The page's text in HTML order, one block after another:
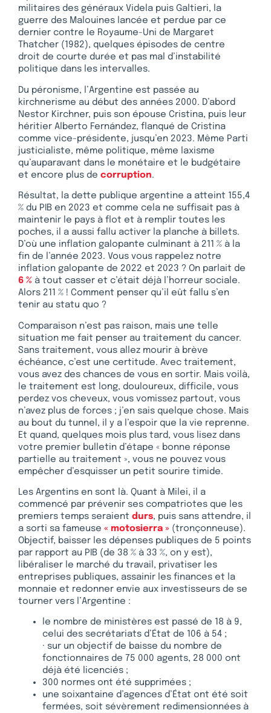
militaires des généraux Videla puis Galtieri, la
guerre des Malouines lancée et perdue par ce
dernier contre le Royaume-Uni de Margaret
Thatcher (1982), quelques épisodes de centre
droit de courte durée et pas mal d’instabilité
politique dans les intervalles.
Du péronisme, l’Argentine est passée au
kirchnerisme au début des années 2000. D’abord
Nestor Kirchner, puis son épouse Cristina, puis leur
héritier Alberto Fernández, flanqué de Cristina
comme vice-présidente, jusqu’en 2023. Même Parti
justicialiste, même politique, même laxisme
qu’auparavant dans le monétaire et le budgétaire
et encore plus de corruption.
Résultat, la dette publique argentine a atteint 155,4
% du PIB en 2023 et comme cela ne suffisait pas à
maintenir le pays à flot et à remplir toutes les
poches, il a aussi fallu activer la planche à billets.
D’où une inflation galopante culminant à 211 % à la
fin de l’année 2023. Vous vous rappelez notre
inflation galopante de 2022 et 2023 ? On parlait de
6 % à tout casser et c’était déjà l’horreur sociale.
Alors 211 % ! Comment penser qu’il eût fallu s’en
tenir au statu quo ?
Comparaison n’est pas raison, mais une telle
situation me fait penser au traitement du cancer.
Sans traitement, vous allez mourir à brève
échéance, c’est une certitude. Avec traitement,
vous avez des chances de vous en sortir. Mais voilà,
le traitement est long, douloureux, difficile, vous
perdez vos cheveux, vous vomissez partout, vous
n’avez plus de forces ; j’en sais quelque chose. Mais
au bout du tunnel, il y a l’espoir que la vie reprenne.
Et quand, quelques mois plus tard, vous lisez dans
votre premier bulletin d’étape « bonne réponse
partielle au traitement », vous ne pouvez vous
empêcher d’esquisser un petit sourire timide.
Les Argentins en sont là. Quant à Milei, il a
commencé par prévenir ses compatriotes que les
premiers temps seraient durs, puis sans attendre, il
a sorti sa fameuse « motosierra » (tronçonneuse).
Objectif, baisser les dépenses publiques de 5 points
par rapport au PIB (de 38 % à 33 %, on y est),
libéraliser le marché du travail, privatiser les
entreprises publiques, assainir les finances et la
monnaie et redonner envie aux investisseurs de se
tourner vers l’Argentine :
le nombre de ministères est passé de 18 à 9,
celui des secrétariats d’État de 106 à 54 ;
· sur un objectif de baisse du nombre de
fonctionnaires de 75 000 agents, 28 000 ont
déjà été licenciés ;
300 normes ont été supprimées ;
une soixantaine d’agences d’État ont été soit
fermées, soit sévèrement redimensionnées à